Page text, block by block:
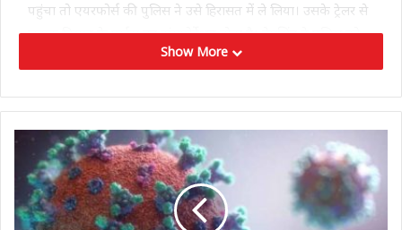
पहुंचा तो एयरफोर्स की पुलिस ने उसे हिरासत में ले लिया। उसके ट्रेलर से
लड़ाकू विमान के पार्ट्स का ट्रांसपोर्टेशन होता है। हेमसिंह ने पुलिस को
बताया कि काले रंग की कार में सवार दो बदमाशों ने वारदात को अंजाम
खंगाल रही है। घटना 27 नवंबर की रात करीब 2 बजे की है। ट्रेलर को
जब्त कर लिया गया है।
Tags fighterplane lucknow mirage uttarpradesh
Show More